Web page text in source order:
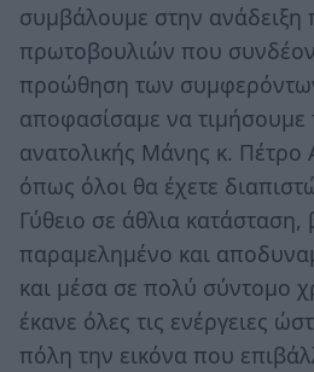
συμβάλουμε στην
πρωτοβουλιών που
προώθηση των
αποφασίσαμε να
ανατολικής Μάνης κ. Πέτρο
όπως όλοι θα έχετε
Γύθειο σε άθλια κατάσταση,
παραμελημένο και
και μέσα σε πολύ σύντομο
έκανε όλες τις ενέργειες
πόλη την εικόνα που